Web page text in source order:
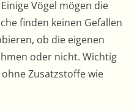
Vögel mögen die
finden keinen Gefallen
ob die eigenen
oder nicht. Wichtig
Zusatzstoffe wie